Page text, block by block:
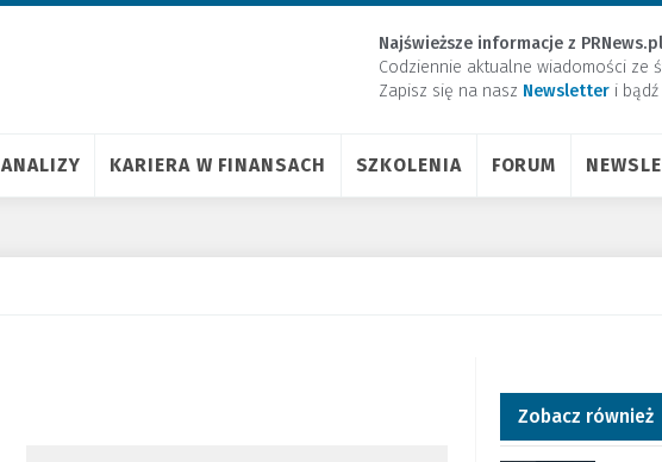
Najświeższe informacje z
Codziennie aktualne wiadomości ze
Zapisz się na nasz Newsletter ​i
ANALIZY KARIERA W FINANSACH SZKOLENIA FORUM
Zobacz również